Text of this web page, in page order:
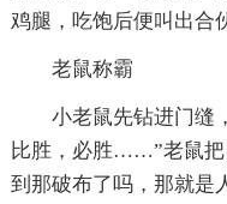
鸡腿，吃饱后便叫出合
老鼠称霸
小老鼠先钻进门缝
比胜，必胜……”老鼠把
到那破布了吗，那就是